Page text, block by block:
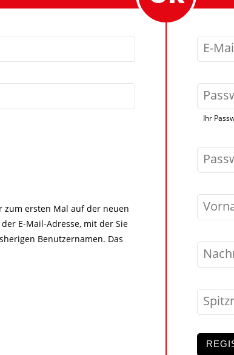
zum ersten Mal auf der neuen
E-Mail-Adresse, mit der Sie
Benutzernamen. Das
E-
Ihr